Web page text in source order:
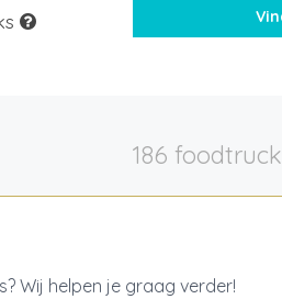
186
Wij helpen je graag verder!